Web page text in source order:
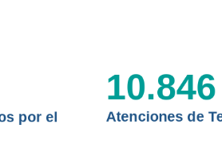
ABORDAJE CLÍNICO EN
por el
Atenciones de
10.846